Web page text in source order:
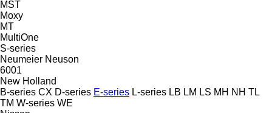
MST
Moxy
MT
MultiOne
S-series
Neumeier Neuson
6001
New Holland
B-series CX D-series E-series L-series LB LM LS MH NH TL
TM W-series WE